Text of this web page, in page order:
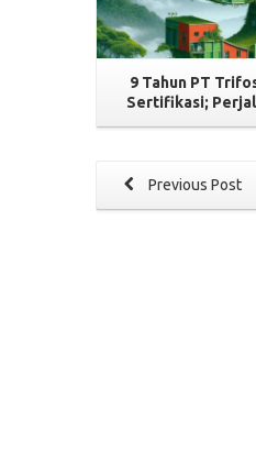
9 Tahun PT
Sertifikasi;
Previous Post